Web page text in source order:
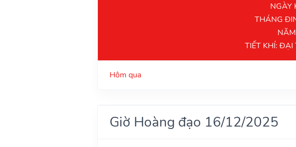
NGÀY
THÁNG
TIẾT KHÍ: ĐẠI
Hôm qua
Giờ Hoàng đạo 16/12/2025